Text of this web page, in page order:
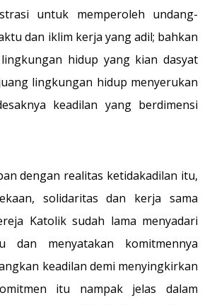
untuk memperoleh undang-
dan iklim kerja yang adil; bahkan
hidup yang kian dasyat
lingkungan hidup menyerukan
keadilan yang berdimensi
realitas ketidakadilan itu,
solidaritas dan kerja sama
Katolik sudah lama menyadari
dan menyatakan komitmennya
keadilan demi menyingkirkan
itu nampak jelas dalam